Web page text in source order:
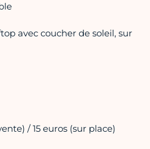
avec coucher de soleil, sur
/ 15 euros (sur place)